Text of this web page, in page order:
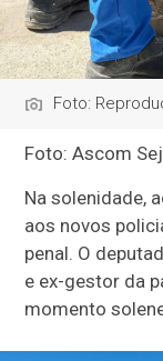
Foto:
Foto: Ascom
Na solenidade,
aos novos
penal. O
e ex-gestor da
momento